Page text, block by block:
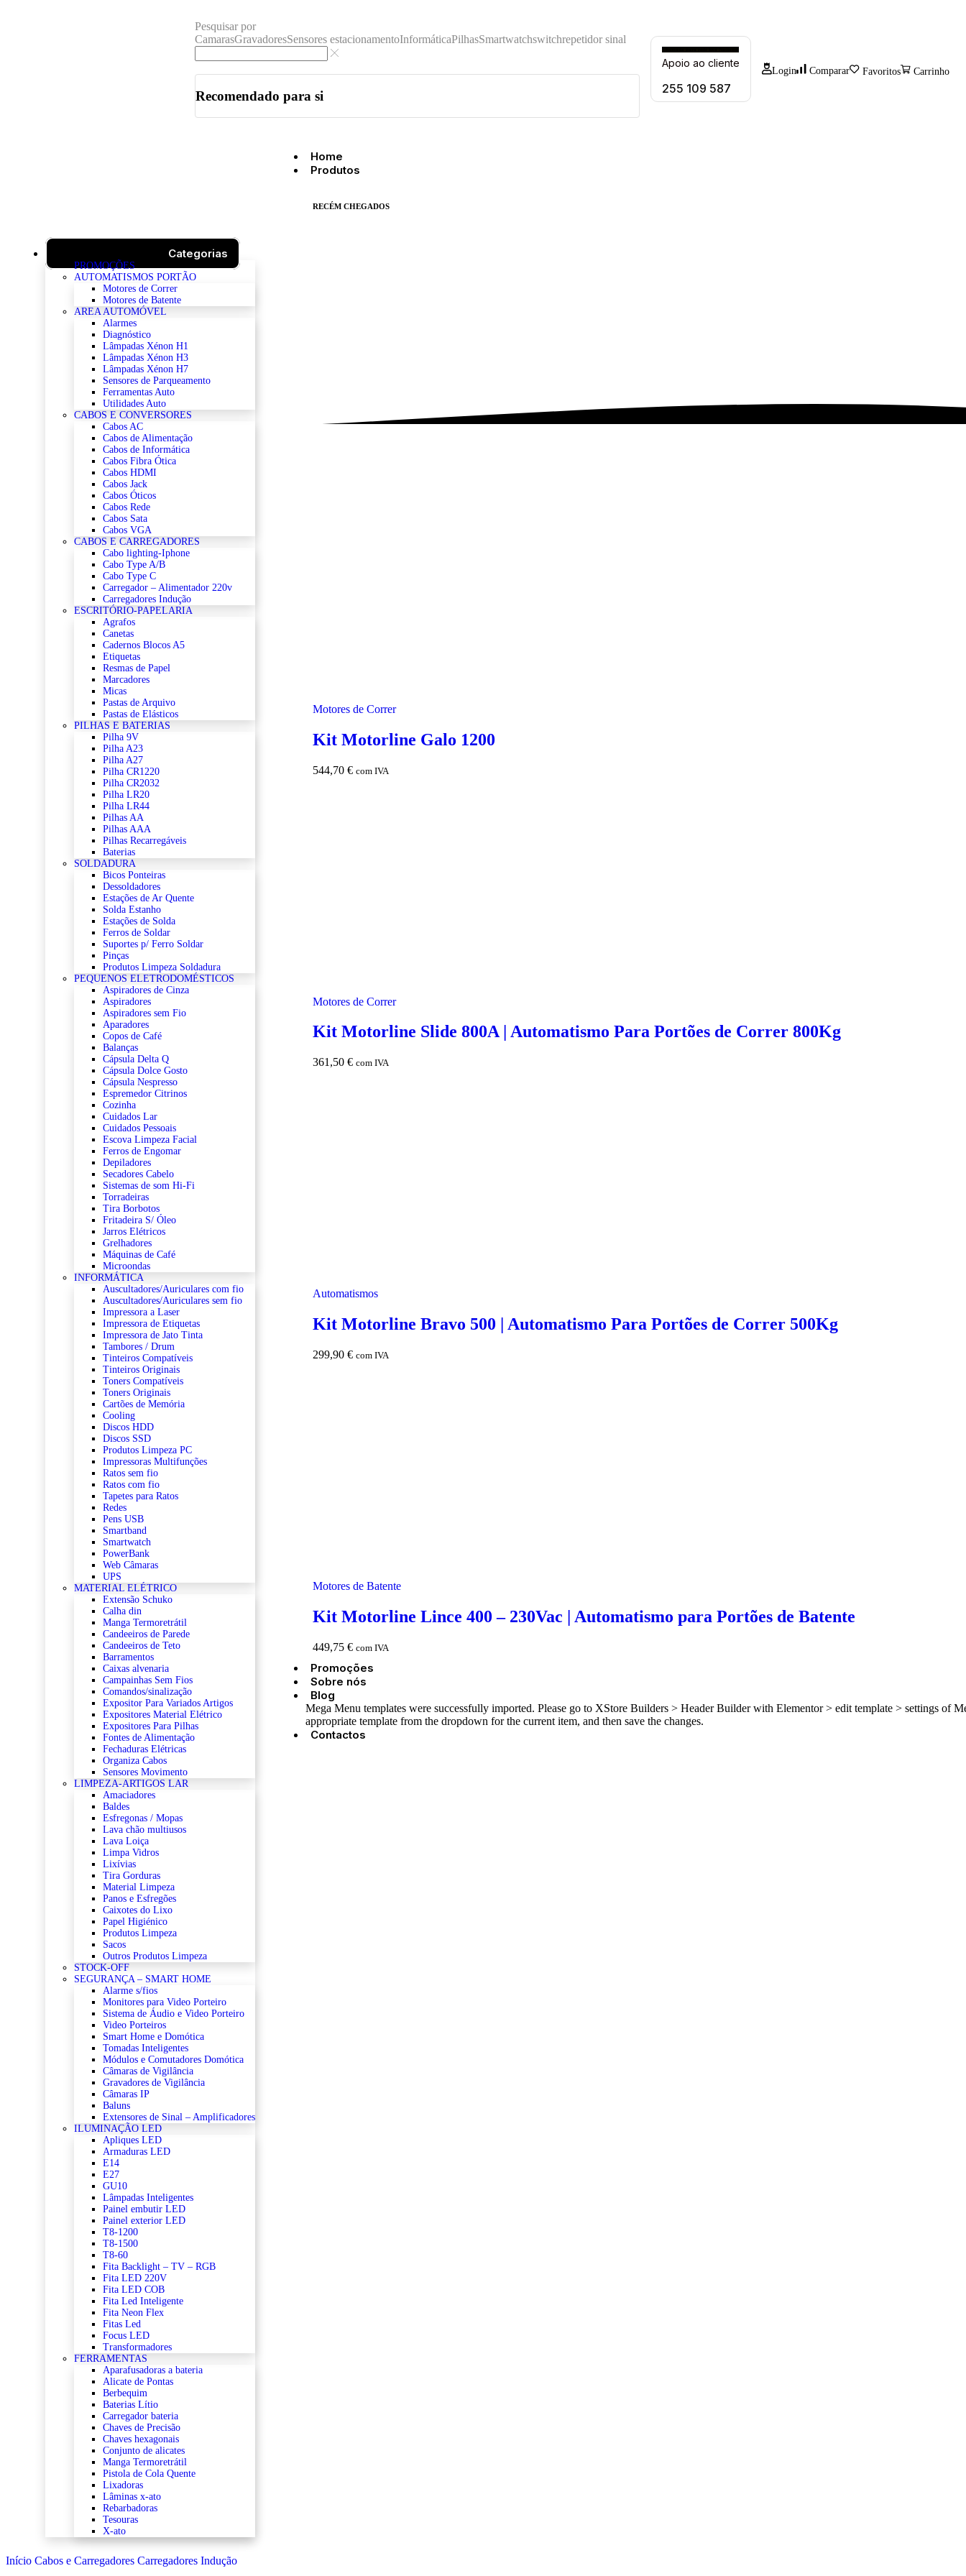
Pesquisar por
CamarasGravadoresSensores estacionamentoInformáticaPilhasSmartwatchswitchrepetidor sinal
Recomendado para si
Apoio ao cliente
255 109 587
Login Comparar Favoritos Carrinho
Categorias
PROMOÇÕES
AUTOMATISMOS PORTÃO
Motores de Correr
Motores de Batente
AREA AUTOMÓVEL
Alarmes
Diagnóstico
Lâmpadas Xénon H1
Lâmpadas Xénon H3
Lâmpadas Xénon H7
Sensores de Parqueamento
Ferramentas Auto
Utilidades Auto
CABOS E CONVERSORES
Cabos AC
Cabos de Alimentação
Cabos de Informática
Cabos Fibra Ótica
Cabos HDMI
Cabos Jack
Cabos Óticos
Cabos Rede
Cabos Sata
Cabos VGA
CABOS E CARREGADORES
Cabo lighting-Iphone
Cabo Type A/B
Cabo Type C
Carregador – Alimentador 220v
Carregadores Indução
ESCRITÓRIO-PAPELARIA
Agrafos
Canetas
Cadernos Blocos A5
Etiquetas
Resmas de Papel
Marcadores
Micas
Pastas de Arquivo
Pastas de Elásticos
PILHAS E BATERIAS
Pilha 9V
Pilha A23
Pilha A27
Pilha CR1220
Pilha CR2032
Pilha LR20
Pilha LR44
Pilhas AA
Pilhas AAA
Pilhas Recarregáveis
Baterias
SOLDADURA
Bicos Ponteiras
Dessoldadores
Estações de Ar Quente
Solda Estanho
Estações de Solda
Ferros de Soldar
Suportes p/ Ferro Soldar
Pinças
Produtos Limpeza Soldadura
PEQUENOS ELETRODOMÉSTICOS
Aspiradores de Cinza
Aspiradores
Aspiradores sem Fio
Aparadores
Copos de Café
Balanças
Cápsula Delta Q
Cápsula Dolce Gosto
Cápsula Nespresso
Espremedor Citrinos
Cozinha
Cuidados Lar
Cuidados Pessoais
Escova Limpeza Facial
Ferros de Engomar
Depiladores
Secadores Cabelo
Sistemas de som Hi-Fi
Torradeiras
Tira Borbotos
Fritadeira S/ Óleo
Jarros Elétricos
Grelhadores
Máquinas de Café
Microondas
INFORMÁTICA
Auscultadores/Auriculares com fio
Auscultadores/Auriculares sem fio
Impressora a Laser
Impressora de Etiquetas
Impressora de Jato Tinta
Tambores / Drum
Tinteiros Compatíveis
Tinteiros Originais
Toners Compatíveis
Toners Originais
Cartões de Memória
Cooling
Discos HDD
Discos SSD
Produtos Limpeza PC
Impressoras Multifunções
Ratos sem fio
Ratos com fio
Tapetes para Ratos
Redes
Pens USB
Smartband
Smartwatch
PowerBank
Web Câmaras
UPS
MATERIAL ELÉTRICO
Extensão Schuko
Calha din
Manga Termoretrátil
Candeeiros de Parede
Candeeiros de Teto
Barramentos
Caixas alvenaria
Campainhas Sem Fios
Comandos/sinalização
Expositor Para Variados Artigos
Expositores Material Elétrico
Expositores Para Pilhas
Fontes de Alimentação
Fechaduras Elétricas
Organiza Cabos
Sensores Movimento
LIMPEZA-ARTIGOS LAR
Amaciadores
Baldes
Esfregonas / Mopas
Lava chão multiusos
Lava Loiça
Limpa Vidros
Lixívias
Tira Gorduras
Material Limpeza
Panos e Esfregões
Caixotes do Lixo
Papel Higiénico
Produtos Limpeza
Sacos
Outros Produtos Limpeza
STOCK-OFF
SEGURANÇA – SMART HOME
Alarme s/fios
Monitores para Video Porteiro
Sistema de Áudio e Video Porteiro
Video Porteiros
Smart Home e Domótica
Tomadas Inteligentes
Módulos e Comutadores Domótica
Câmaras de Vigilância
Gravadores de Vigilância
Câmaras IP
Baluns
Extensores de Sinal – Amplificadores
ILUMINAÇÃO LED
Apliques LED
Armaduras LED
E14
E27
GU10
Lâmpadas Inteligentes
Painel embutir LED
Painel exterior LED
T8-1200
T8-1500
T8-60
Fita Backlight – TV – RGB
Fita LED 220V
Fita LED COB
Fita Led Inteligente
Fita Neon Flex
Fitas Led
Focus LED
Transformadores
FERRAMENTAS
Aparafusadoras a bateria
Alicate de Pontas
Berbequim
Baterias Lítio
Carregador bateria
Chaves de Precisão
Chaves hexagonais
Conjunto de alicates
Manga Termoretrátil
Pistola de Cola Quente
Lixadoras
Lâminas x-ato
Rebarbadoras
Tesouras
X-ato
Home
Produtos
RECÉM CHEGADOS
Motores de Correr
Kit Motorline Galo 1200
544,70 € com IVA
Motores de Correr
Kit Motorline Slide 800A | Automatismo Para Portões de Correr 800Kg
361,50 € com IVA
Automatismos
Kit Motorline Bravo 500 | Automatismo Para Portões de Correr 500Kg
299,90 € com IVA
Motores de Batente
Kit Motorline Lince 400 – 230Vac | Automatismo para Portões de Batente
449,75 € com IVA
Promoções
Sobre nós
Blog
Mega Menu templates were successfully imported. Please go to XStore Builders > Header Builder with Elementor > edit template > settings of
appropriate template from the dropdown for the current item, and then save the changes.
Contactos
Início Cabos e Carregadores Carregadores Indução